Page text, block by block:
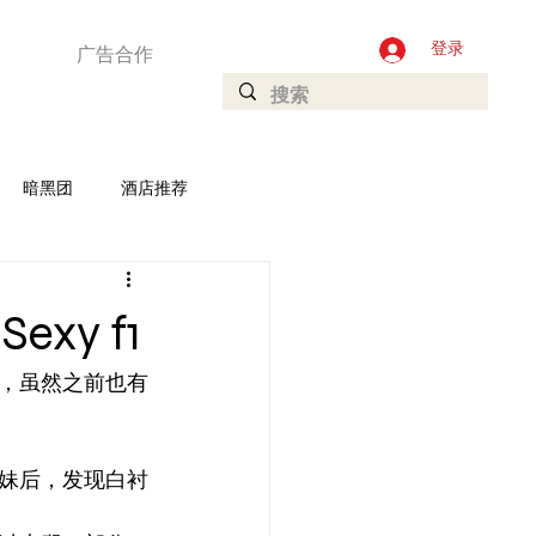
广告合作 登录
暗黑团 酒店推荐
Ladyboys
f1
虽然之前也有
后，发现白衬